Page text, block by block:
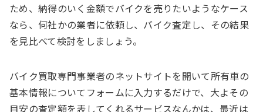
ため、納得のいく金額でバイクを売りたいようなケース
なら、何社かの業者に依頼し、バイク査定し、その結果
を見比べて検討をしましょう。
バイク買取専門事業者のネットサイトを開いて所有車の
基本情報についてフォームに入力するだけで、大よその
目安の査定額を表してくれるサービスなんかは、最近は